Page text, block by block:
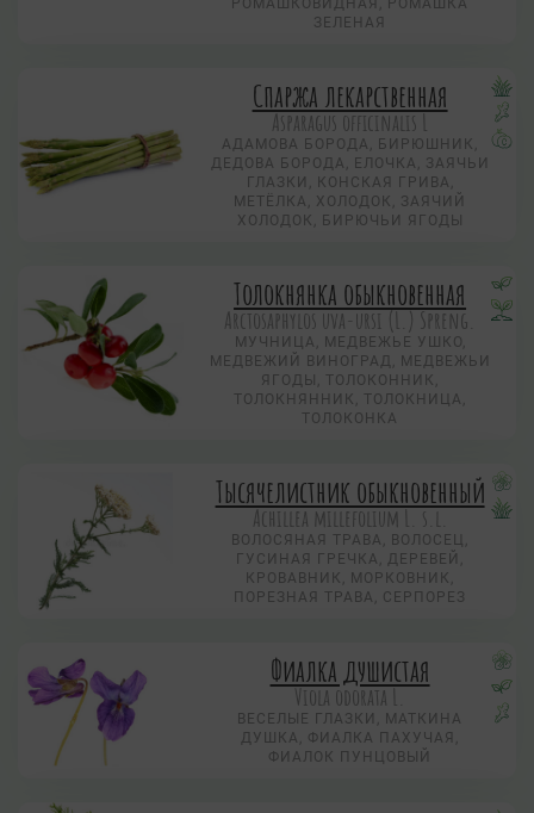
ЗЕЛЕНАЯ
Спаржа лекарственная
Asparagus officinalis L
АДАМОВА БОРОДА, БИРЮШНИК,
ДЕДОВА БОРОДА, ЕЛОЧКА, ЗАЯЧЬИ
ГЛАЗКИ, КОНСКАЯ ГРИВА,
МЕТЁЛКА, ХОЛОДОК, ЗАЯЧИЙ
ХОЛОДОК, БИРЮЧЬИ ЯГОДЫ
Толокнянка обыкновенная
Arctosaphylos uva-ursi (L.) Spreng.
МУЧНИЦА, МЕДВЕЖЬЕ УШКО,
МЕДВЕЖИЙ ВИНОГРАД, МЕДВЕЖЬИ
ЯГОДЫ, ТОЛОКОННИК,
ТОЛОКНЯННИК, ТОЛОКНИЦА,
ТОЛОКОНКА
Тысячелистник обыкновенный
Achillea millefolium L. s.l.
ВОЛОСЯНАЯ ТРАВА, ВОЛОСЕЦ,
ГУСИНАЯ ГРЕЧКА, ДЕРЕВЕЙ,
КРОВАВНИК, МОРКОВНИК,
ПОРЕЗНАЯ ТРАВА, СЕРПОРЕЗ
Фиалка душистая
Viola odorata L.
ВЕСЕЛЫЕ ГЛАЗКИ, МАТКИНА
ДУШКА, ФИАЛКА ПАХУЧАЯ,
ФИАЛОК ПУНЦОВЫЙ